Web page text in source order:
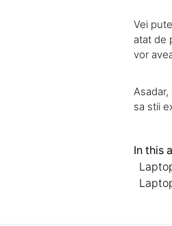
Vei
atat de
vor
sa stii
In this